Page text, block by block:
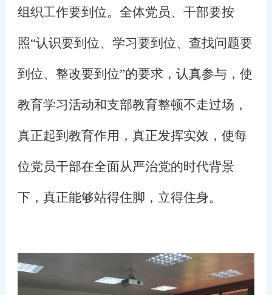
组织工作要到位。全体党员、干部要按
照“认识要到位、学习要到位、查找问题要
到位、整改要到位”的要求，认真参与，使
教育学习活动和支部教育整顿不走过场，
真正起到教育作用，真正发挥实效，使每
位党员干部在全面从严治党的时代背景
下，真正能够站得住脚，立得住身。